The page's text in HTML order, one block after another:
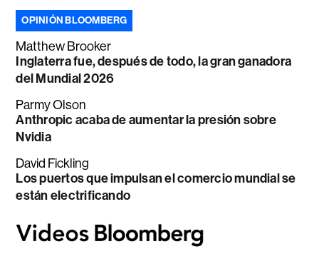
OPINIÓN BLOOMBERG
Matthew Brooker
Inglaterra fue, después de todo, la gran ganadora
del Mundial 2026
Parmy Olson
Anthropic acaba de aumentar la presión sobre
Nvidia
David Fickling
Los puertos que impulsan el comercio mundial se
están electrificando